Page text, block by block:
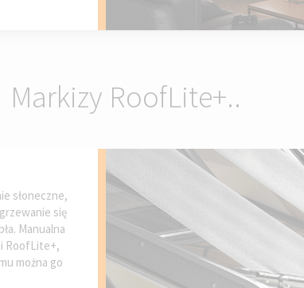
Markizy RoofLite+..
słoneczne,
się
Manualna
RoofLite+,
można go